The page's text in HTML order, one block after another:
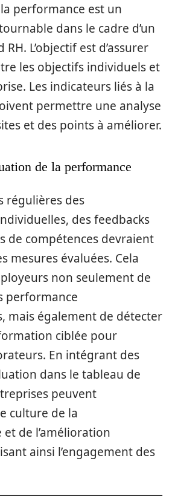
la performance est un
dans le cadre d’un
L’objectif est d’assurer
les objectifs individuels et
Les indicateurs liés à la
permettre une analyse
et des points à améliorer.
de la performance
régulières des
des feedbacks
de compétences devraient
mesures évaluées. Cela
non seulement de
performance
mais également de détecter
ciblée pour
En intégrant des
dans le tableau de
peuvent
culture de la
et de l’amélioration
ainsi l’engagement des